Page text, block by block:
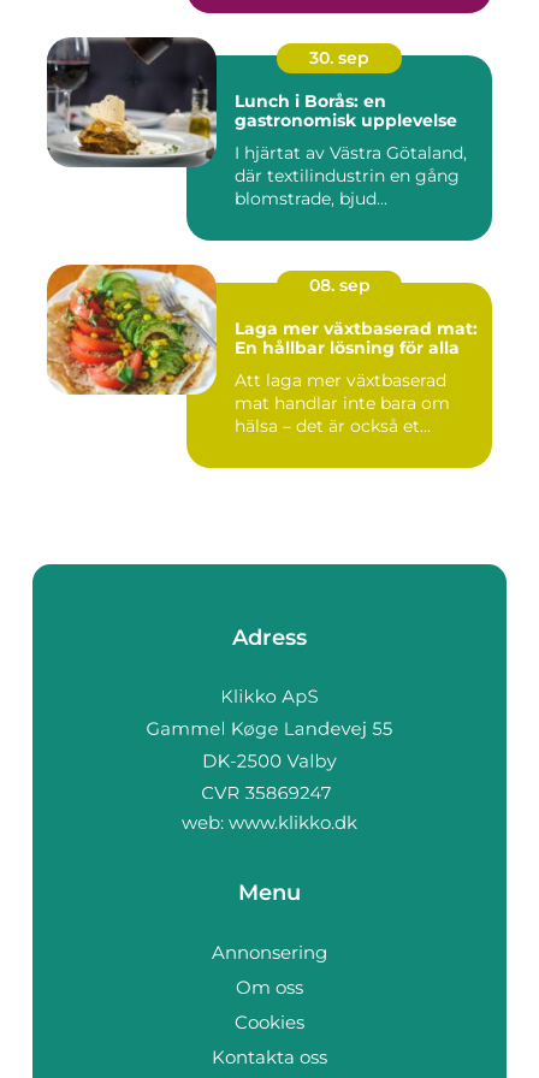
30. sep
Lunch i Borås: en
gastronomisk upplevelse
I hjärtat av Västra Götaland,
där textilindustrin en gång
blomstrade, bjud...
08. sep
Laga mer växtbaserad mat:
En hållbar lösning för alla
Att laga mer växtbaserad
mat handlar inte bara om
hälsa – det är också et...
Adress
web: www.klikko.dk
Menu
Annonsering
Om oss
Cookies
Kontakta oss